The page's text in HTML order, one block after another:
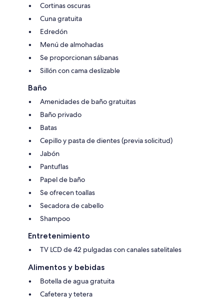
Cortinas oscuras
Cuna gratuita
Edredón
Menú de almohadas
Se proporcionan sábanas
Sillón con cama deslizable
Baño
Amenidades de baño gratuitas
Baño privado
Batas
Cepillo y pasta de dientes (previa solicitud)
Jabón
Pantuflas
Papel de baño
Se ofrecen toallas
Secadora de cabello
Shampoo
Entretenimiento
TV LCD de 42 pulgadas con canales satelitales
Alimentos y bebidas
Botella de agua gratuita
Cafetera y tetera